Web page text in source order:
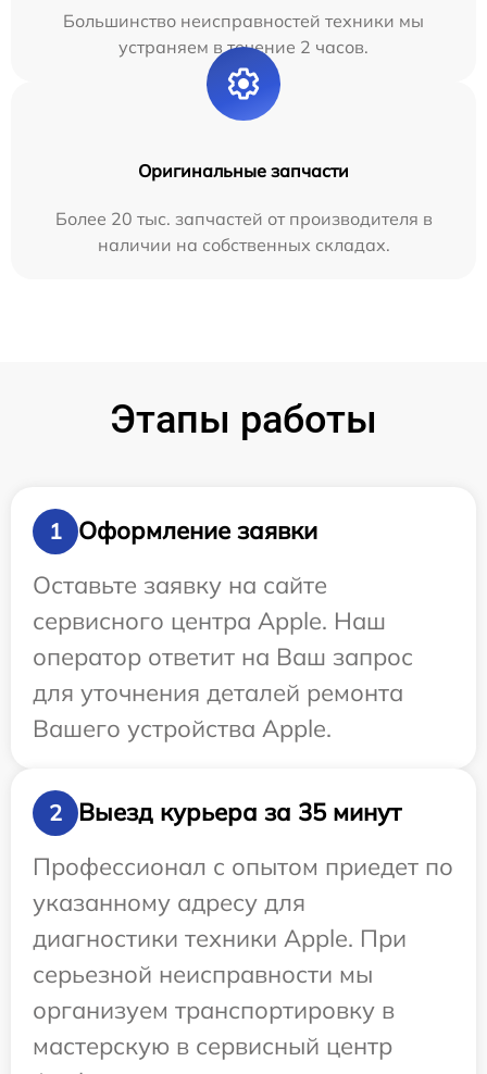
Большинство неисправностей техники мы
устраняем в течение 2 часов.
Оригинальные запчасти
Более 20 тыс. запчастей от производителя в
наличии на собственных складах.
Этапы работы
1
Оформление заявки
Оставьте заявку на сайте
сервисного центра Apple. Наш
оператор ответит на Ваш запрос
для уточнения деталей ремонта
Вашего устройства Apple.
2
Выезд курьера за 35 минут
Профессионал с опытом приедет по
указанному адресу для
диагностики техники Apple. При
серьезной неисправности мы
организуем транспортировку в
мастерскую в сервисный центр